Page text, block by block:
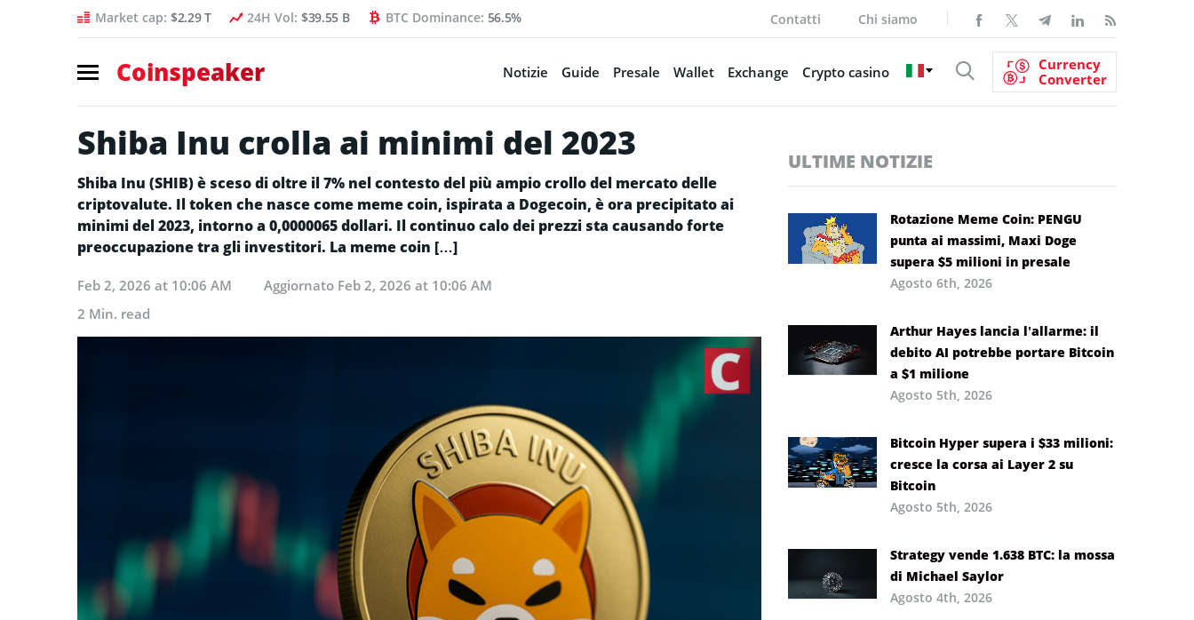
Market cap: $2.29 T 24H Vol: $39.55 B BTC Dominance: 56.5% Contatti Chi siamo
Coinspeaker Notizie Guide Presale Wallet Exchange Crypto casino
Currency
Converter
Shiba Inu crolla ai minimi del 2023
Shiba Inu (SHIB) è sceso di oltre il 7% nel contesto del più ampio crollo del mercato delle
criptovalute. Il token che nasce come meme coin, ispirata a Dogecoin, è ora precipitato ai
minimi del 2023, intorno a 0,0000065 dollari. Il continuo calo dei prezzi sta causando forte
preoccupazione tra gli investitori. La meme coin […]
Feb 2, 2026 at 10:06 AM Aggiornato Feb 2, 2026 at 10:06 AM
2 Min. read
ULTIME NOTIZIE
Rotazione Meme Coin: PENGU
punta ai massimi, Maxi Doge
supera $5 milioni in presale
Agosto 6th, 2026
Arthur Hayes lancia l’allarme: il
debito AI potrebbe portare Bitcoin
a $1 milione
Agosto 5th, 2026
Bitcoin Hyper supera i $33 milioni:
cresce la corsa ai Layer 2 su
Bitcoin
Agosto 5th, 2026
Strategy vende 1.638 BTC: la mossa
di Michael Saylor
Agosto 4th, 2026